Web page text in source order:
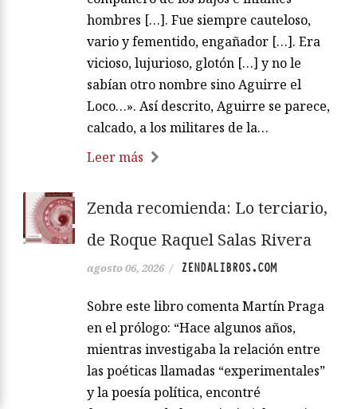
hombres […]. Fue siempre cauteloso,
vario y fementido, engañador […]. Era
vicioso, lujurioso, glotón […] y no le
sabían otro nombre sino Aguirre el
Loco…». Así descrito, Aguirre se parece,
calcado, a los militares de la…
Leer más
Zenda recomienda: Lo terciario,
de Roque Raquel Salas Rivera
agosto 06, 2026 / ZENDALIBROS.COM
Sobre este libro comenta Martín Praga
en el prólogo: “Hace algunos años,
mientras investigaba la relación entre
las poéticas llamadas “experimentales”
y la poesía política, encontré